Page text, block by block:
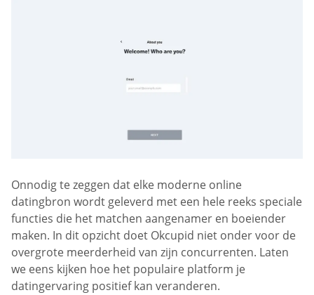
Onnodig te zeggen dat elke moderne online
datingbron wordt geleverd met een hele reeks speciale
functies die het matchen aangenamer en boeiender
maken. In dit opzicht doet Okcupid niet onder voor de
overgrote meerderheid van zijn concurrenten. Laten
we eens kijken hoe het populaire platform je
datingervaring positief kan veranderen.